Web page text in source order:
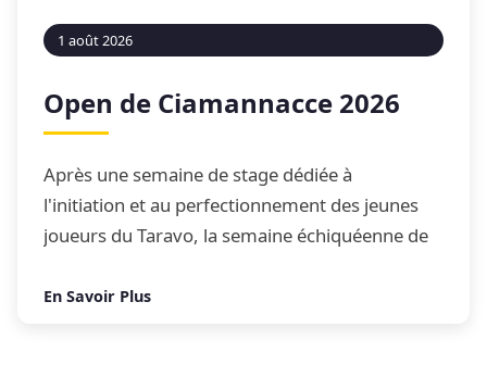
1 août 2026
Open de Ciamannacce 2026
Après une semaine de stage dédiée à
l'initiation et au perfectionnement des jeunes
joueurs du Taravo, la semaine échiquéenne de
Open de blitz
En Savoir Plus